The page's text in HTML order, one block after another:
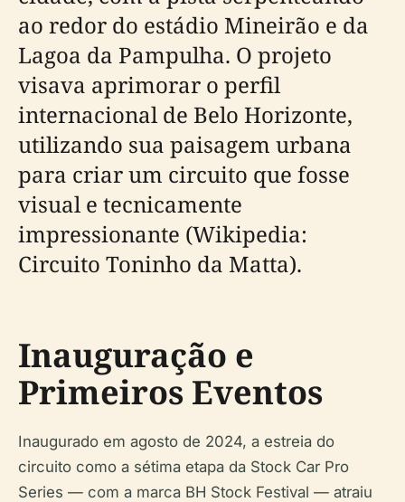
ao redor do estádio Mineirão e da
Lagoa da Pampulha. O projeto
visava aprimorar o perfil
internacional de Belo Horizonte,
utilizando sua paisagem urbana
para criar um circuito que fosse
visual e tecnicamente
impressionante (Wikipedia:
Circuito Toninho da Matta).
Inauguração e
Primeiros Eventos
Inaugurado em agosto de 2024, a estreia do
circuito como a sétima etapa da Stock Car Pro
Series — com a marca BH Stock Festival — atraiu